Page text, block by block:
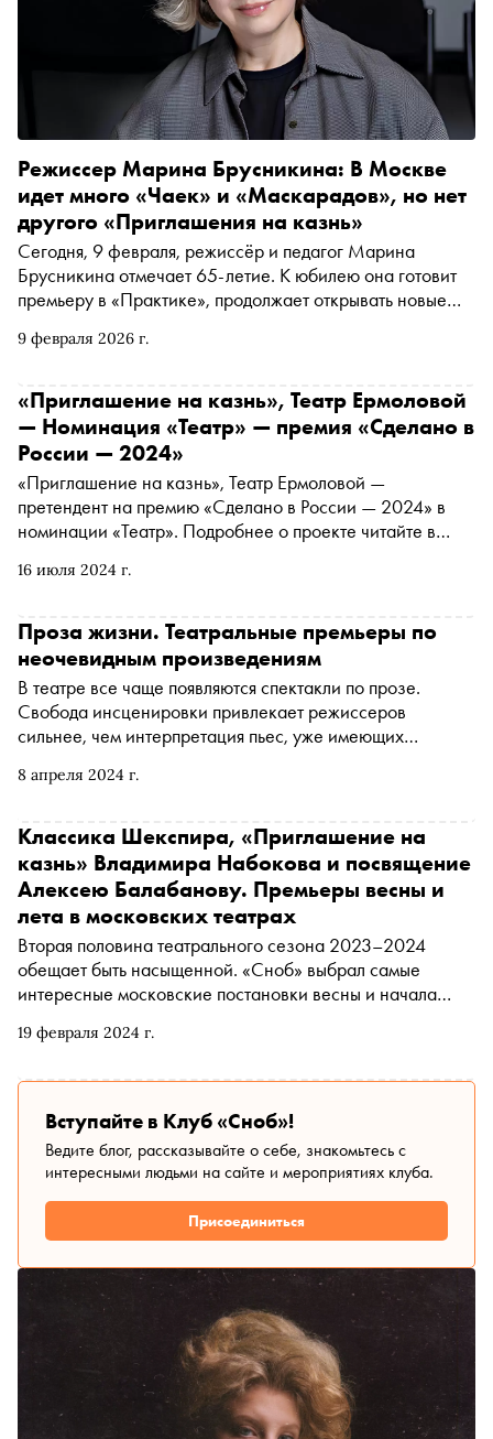
9 февраля 2026 г.
Режиссер Марина Брусникина: В Москве
идет много «Чаек» и «Маскарадов», но нет
другого «Приглашения на казнь»
Сегодня, 9 февраля, режиссёр и педагог Марина
Брусникина отмечает 65-летие. К юбилею она готовит
премьеру в «Практике», продолжает открывать новые
весеннего номера «Сноба». Но пока свежий журнал
интервью из нашего архива. В нём Брусникина
рассуждает о вещах, которые не теряют актуальности со
сменой театральных сезонов: о природе набоковских
текстов, ответственности перед учениками Школы-
студии МХАТ и о том, что вне работы у неё «все
начинает болеть и разваливаться».
16 июля 2024 г.
«Приглашение на казнь», Театр Ермоловой
— Номинация «Театр» — премия «Сделано в
России — 2024»
«Приглашение на казнь», Театр Ермоловой —
претендент на премию «Сделано в России — 2024» в
номинации «Театр». Подробнее о проекте читайте в
8 апреля 2024 г.
Проза жизни. Театральные премьеры по
неочевидным произведениям
В театре все чаще появляются спектакли по прозе.
Свобода инсценировки привлекает режиссеров
сильнее, чем интерпретация пьес, уже имеющих
московских театров
19 февраля 2024 г.
Классика Шекспира, «Приглашение на
казнь» Владимира Набокова и посвящение
Алексею Балабанову. Премьеры весны и
лета в московских театрах
Вторая половина театрального сезона 2023–2024
обещает быть насыщенной. «Сноб» выбрал самые
интересные московские постановки весны и начала
Вступайте в Клуб «Сноб»!
Ведите блог, рассказывайте о себе, знакомьтесь с
интересными людьми на сайте и мероприятиях клуба.
Присоединиться